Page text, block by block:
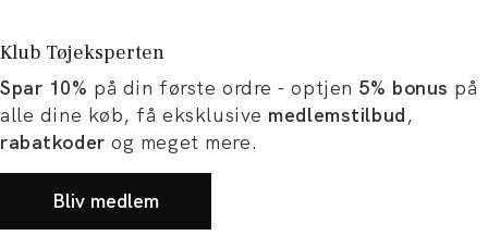
dit købog artikler
og karriere
Klub Tøjeksperten
Spar 10% på din første ordre - optjen 5% bonus på
alle dine køb, få eksklusive medlemstilbud,
rabatkoder og meget mere.
Bliv medlem